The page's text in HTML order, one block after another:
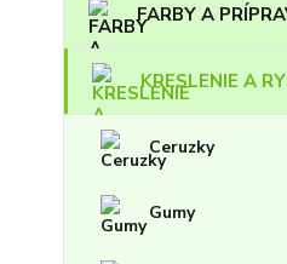
FARBY A
KRESLENIE A
Ceruzky
Gumy